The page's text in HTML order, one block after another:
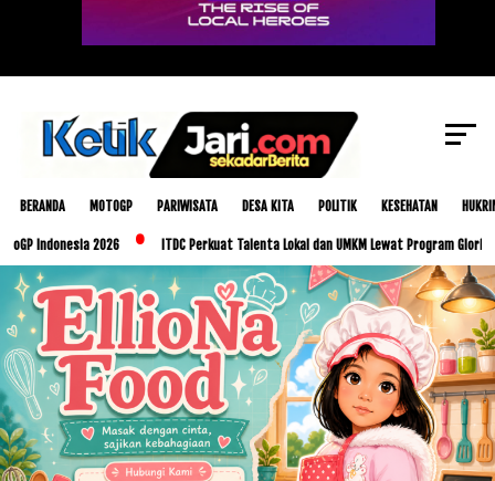
BERANDA MOTOGP PARIWISATA DESA KITA POLITIK KESEHATAN
2026 ITDC Perkuat Talenta Lokal dan UMKM Lewat Program Glorious Golo